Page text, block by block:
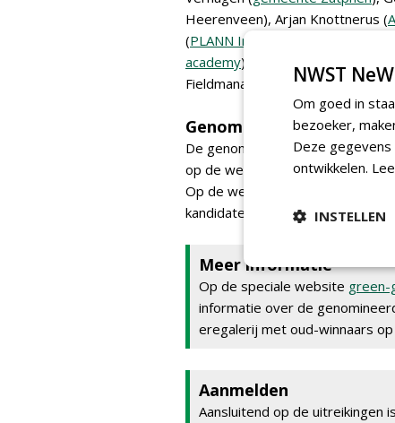
Heerenveen), Arjan Knottnerus (
(PLANN Ingenieurs
academy) en Jacco Meijerhof (
Fieldmanager Student of the Year
Genomineerden
De genomineerden voor de
op de websites van Greenkeeper
Op de websites verschijnen niet
kandidaten.
Meer informatie
Op de speciale website green-
informatie over de
eregalerij met oud-winnaars
Aanmelden
Aansluitend op de uitreikingen
NWST
Om goed in
bezoeker,
Deze
ontwikkelen.
INSTELLEN